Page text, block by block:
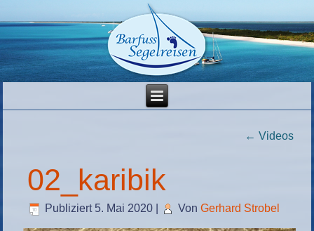
← Videos
02_karibik
Publiziert 5. Mai 2020 Von Gerhard Strobel